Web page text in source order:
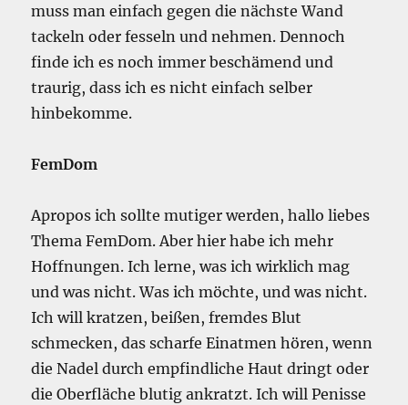
muss man einfach gegen die nächste Wand
tackeln oder fesseln und nehmen. Dennoch
finde ich es noch immer beschämend und
traurig, dass ich es nicht einfach selber
hinbekomme.
FemDom
Apropos ich sollte mutiger werden, hallo liebes
Thema FemDom. Aber hier habe ich mehr
Hoffnungen. Ich lerne, was ich wirklich mag
und was nicht. Was ich möchte, und was nicht.
Ich will kratzen, beißen, fremdes Blut
schmecken, das scharfe Einatmen hören, wenn
die Nadel durch empfindliche Haut dringt oder
die Oberfläche blutig ankratzt. Ich will Penisse